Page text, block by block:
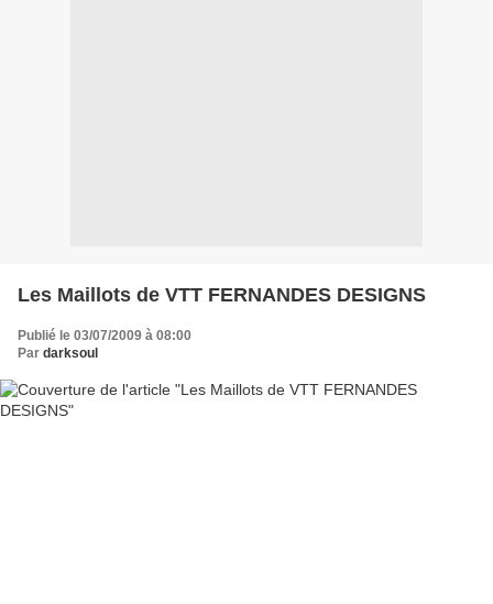
Les Maillots de VTT FERNANDES DESIGNS
Publié le 03/07/2009 à 08:00
Par darksoul